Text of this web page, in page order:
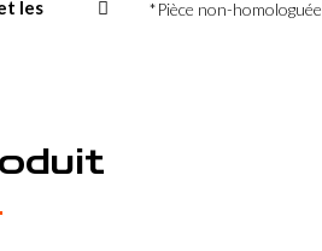
les
*Pièce non-homologuée